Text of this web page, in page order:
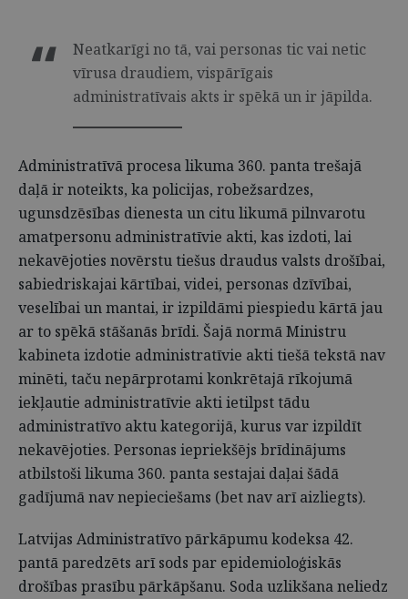
Neatkarīgi no tā, vai personas tic vai netic
vīrusa draudiem, vispārīgais
administratīvais akts ir spēkā un ir jāpilda.
Administratīvā procesa likuma 360. panta trešajā
daļā ir noteikts, ka policijas, robežsardzes,
ugunsdzēsības dienesta un citu likumā pilnvarotu
amatpersonu administratīvie akti, kas izdoti, lai
nekavējoties novērstu tiešus draudus valsts drošībai,
sabiedriskajai kārtībai, videi, personas dzīvībai,
veselībai un mantai, ir izpildāmi piespiedu kārtā jau
ar to spēkā stāšanās brīdi. Šajā normā Ministru
kabineta izdotie administratīvie akti tiešā tekstā nav
minēti, taču nepārprotami konkrētajā rīkojumā
iekļautie administratīvie akti ietilpst tādu
administratīvo aktu kategorijā, kurus var izpildīt
nekavējoties. Personas iepriekšējs brīdinājums
atbilstoši likuma 360. panta sestajai daļai šādā
gadījumā nav nepieciešams (bet nav arī aizliegts).
Latvijas Administratīvo pārkāpumu kodeksa 42.
pantā paredzēts arī sods par epidemioloģiskās
drošības prasību pārkāpšanu. Soda uzlikšana neliedz